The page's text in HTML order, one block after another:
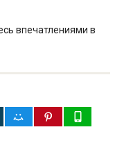
впечатлениями в